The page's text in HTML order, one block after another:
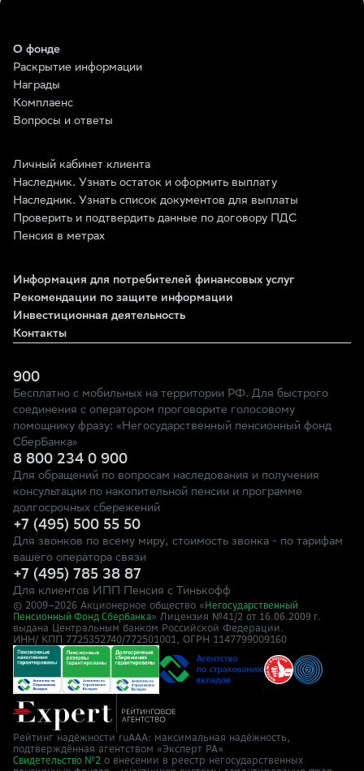
О фонде
Раскрытие информации
Награды
Комплаенс
Вопросы и ответы
Личный кабинет клиента
Наследник. Узнать остаток и оформить выплату
Наследник. Узнать список документов для выплаты
Проверить и подтвердить данные по договору ПДС
Пенсия в метрах
Информация для потребителей финансовых услуг
Рекомендации по защите информации
Инвестиционная деятельность
Контакты
900
Бесплатно с мобильных на территории РФ. Для быстрого
соединения с оператором проговорите голосовому
помощнику фразу: «Негосударственный пенсионный фонд
СберБанка»
8 800 234 0 900
Для обращений по вопросам наследования и получения
консультации по накопительной пенсии и программе
долгосрочных сбережений
+7 (495) 500 55 50
Для звонков по всему миру, стоимость звонка - по тарифам
вашего оператора связи
+7 (495) 785 38 87
Для клиентов ИПП Пенсия с Тинькофф
© 2009–2026 Акционерное общество « Негосударственный
Пенсионный Фонд Сбербанка» Лицензия №41/2 от 16.06.2009 г.
выдана Центральным банком Российской Федерации.
ИНН/ КПП 7725352740/772501001, ОГРН 1147799009160
Рейтинг надёжности ruAAA: максимальная надёжность,
подтверждённая агентством «Эксперт РА»
Свидетельство №2 о внесении в реестр негосударственных